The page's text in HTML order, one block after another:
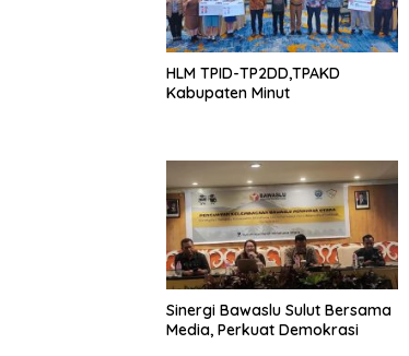
HLM TPID-TP2DD,TPAKD
Kabupaten Minut
Sinergi Bawaslu Sulut Bersama
Media, Perkuat Demokrasi